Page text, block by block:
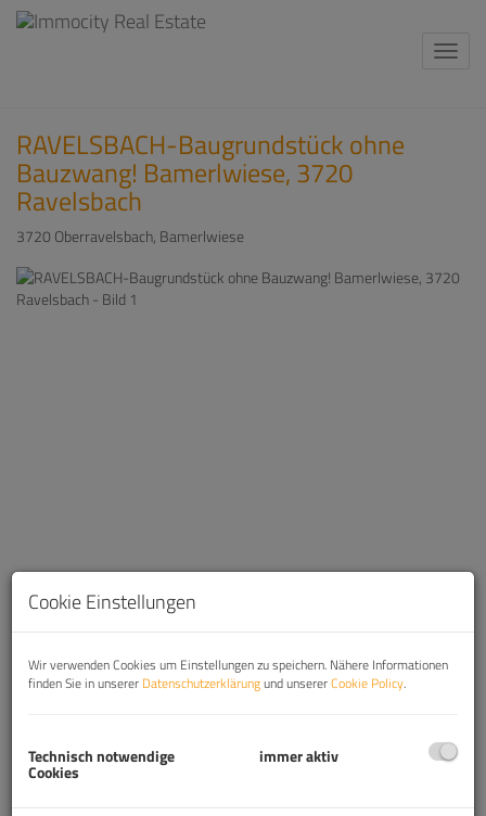
RAVELSBACH-Baugrundstück ohne
Bauzwang! Bamerlwiese, 3720
Ravelsbach
3720 Oberravelsbach, Bamerlwiese
Cookie Einstellungen
Wir verwenden Cookies um Einstellungen zu speichern. Nähere Informationen
finden Sie in unserer Datenschutzerklärungund unsererCookie Policy.
Technisch notwendige
Cookies
immer aktiv